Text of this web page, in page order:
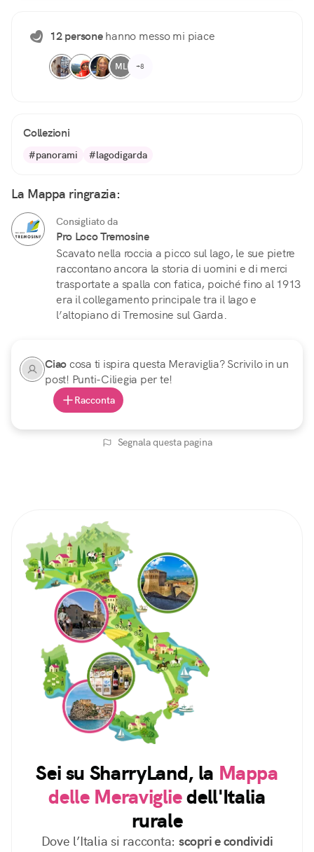
12 personehanno messo mi piace
ML +8
Collezioni
#panorami #lagodigarda
La Mappa ringrazia:
Consigliato da
Pro Loco Tremosine
Scavato nella roccia a picco sul lago, le sue pietre
raccontano ancora la storia di uomini e di merci
trasportate a spalla con fatica, poiché fino al 1913
era il collegamento principale tra il lago e
l’altopiano di Tremosine sul Garda.
Ciaocosa ti ispira questa Meraviglia? Scrivilo in un
post! Punti-Ciliegia per te!
Racconta
Segnala questa pagina
Sei su SharryLand, la Mappa
delle Meravigliedell'Italia
rurale
Dove l’Italia si racconta: scopri e condividi